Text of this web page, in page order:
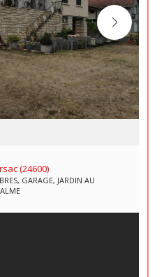
(24600)
GARAGE, JARDIN AU